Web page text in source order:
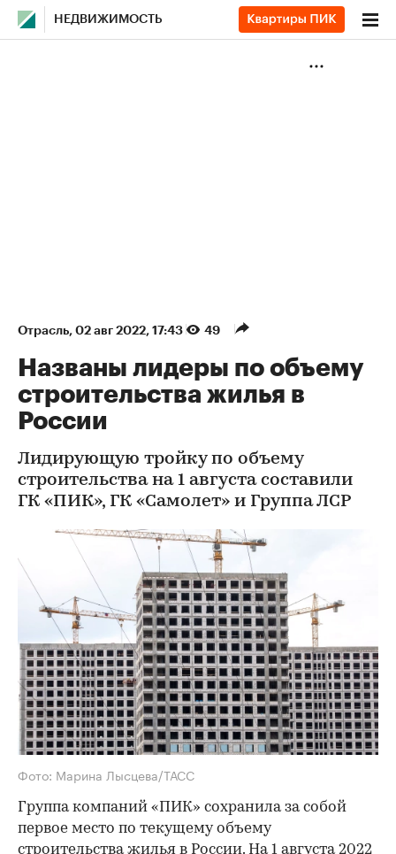
НЕДВИЖИМОСТЬ
Отрасль⁠, 02 авг 2022, 17:43 49
Названы лидеры по объему
строительства жилья в
России
Лидирующую тройку по объему
строительства на 1 августа составили
ГК «ПИК», ГК «Самолет» и Группа ЛСР
Фото: Марина Лысцева/ТАСС
Группа компаний «ПИК» сохранила за собой
первое место по текущему объему
строительства жилья в России. На 1 августа 2022